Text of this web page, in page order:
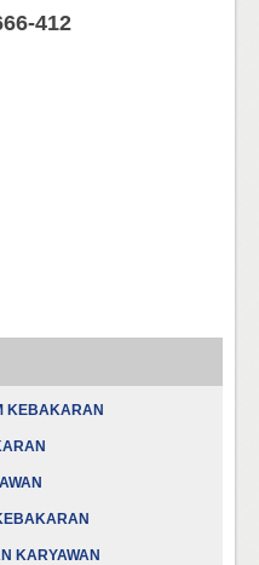
412
KEBAKARAN
KARYAWAN